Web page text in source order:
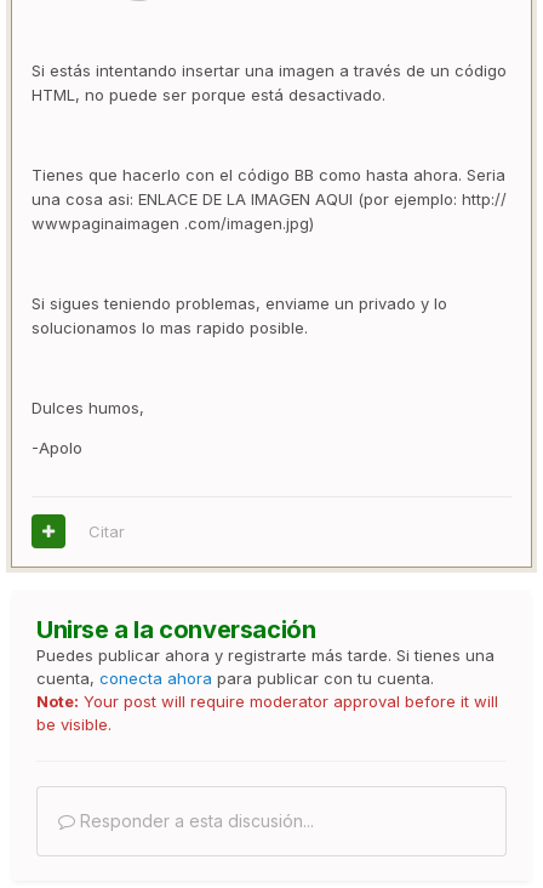
Si estás intentando insertar una imagen a través de un código
HTML, no puede ser porque está desactivado.
Tienes que hacerlo con el código BB como hasta ahora. Seria
una cosa asi: ENLACE DE LA IMAGEN AQUI (por ejemplo: http://
wwwpaginaimagen .com/imagen.jpg)
Si sigues teniendo problemas, enviame un privado y lo
solucionamos lo mas rapido posible.
Dulces humos,
-Apolo
Citar
Unirse a la conversación
Puedes publicar ahora y registrarte más tarde. Si tienes una
cuenta, conecta ahora para publicar con tu cuenta.
Note: Your post will require moderator approval before it will
be visible.
Responder a esta discusión...